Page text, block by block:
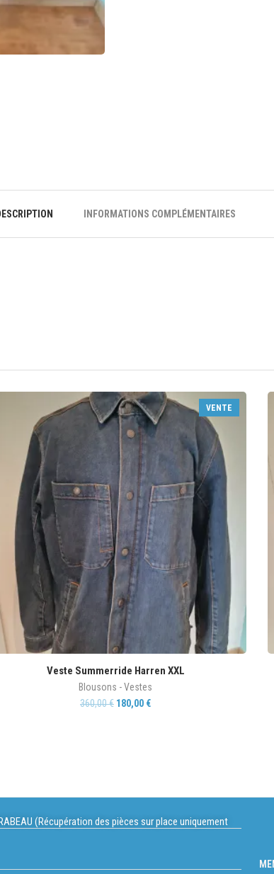
INFORMATIONS COMPLÉMENTAIRES
VENTE
Veste Summerride Harren XXL
Blousons - Vestes
360,00€ 180,00 €
(Récupération des pièces sur place uniquement